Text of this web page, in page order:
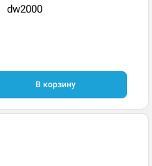
dw2000
В корзину